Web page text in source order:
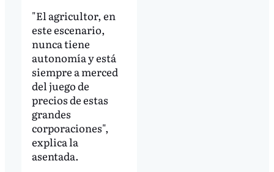
"El agricultor, en
este escenario,
nunca tiene
autonomía y está
siempre a merced
del juego de
precios de estas
grandes
corporaciones",
explica la
asentada.